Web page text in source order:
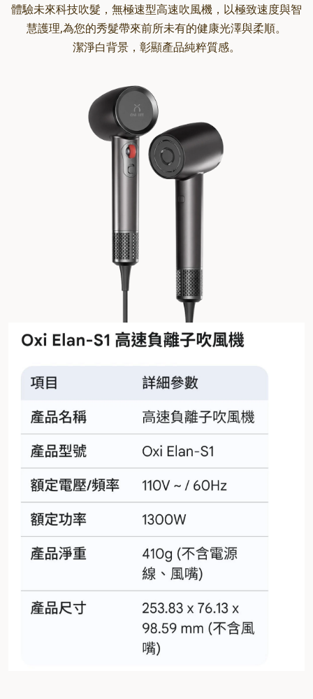
體驗未來科技吹髮，無極速型高速吹風機，以極致速度與智
慧護理,為您的秀髮帶來前所未有的健康光澤與柔順。
潔淨白背景，彰顯產品純粹質感。